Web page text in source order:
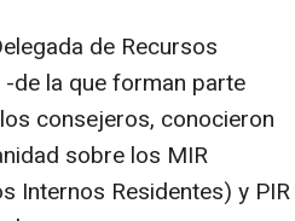
de Recursos
-de la que forman parte
consejeros, conocieron
sobre los MIR
Internos Residentes) y PIR